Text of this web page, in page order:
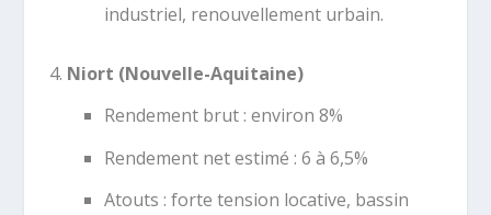
industriel, renouvellement urbain.
Niort (Nouvelle-Aquitaine)
Rendement brut : environ 8%
Rendement net estimé : 6 à 6,5%
Atouts : forte tension locative, bassin